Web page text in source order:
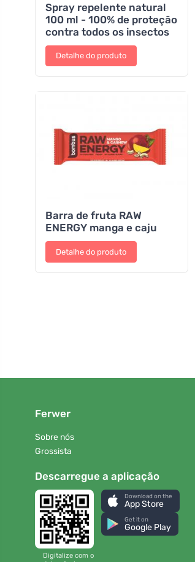
Spray repelente natural
100 ml - 100% de proteção
contra todos os insectos
Detalhe do produto
Barra de fruta RAW
ENERGY manga e caju
Detalhe do produto
Ferwer
Sobre nós
Grossista
Descarregue a aplicação
Digitalize com o
Download on the
App Store
Get it on
Google Play